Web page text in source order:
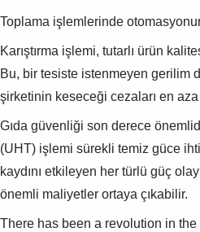
Toplama işlemlerinde
Karıştırma işlemi, tutarlı ürün
Bu, bir tesiste istenmeyen gerilim
şirketinin keseceği cezaları en
Gıda güvenliği son derece
(UHT) işlemi sürekli temiz güce
kaydını etkileyen her türlü güç
önemli maliyetler ortaya çıkabilir.
There has been a revolution in